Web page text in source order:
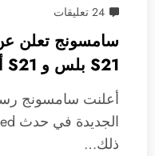
24 تعليقات
Pro و SmartTag
أعلنت سامسونج
ذلك…